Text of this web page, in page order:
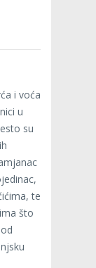
i voća
u
su
te
što